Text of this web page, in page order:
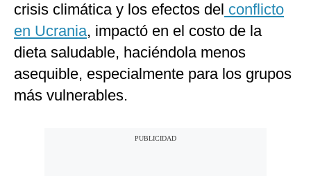
crisis climática y los efectos del conflicto
en Ucrania, impactó en el costo de la
dieta saludable, haciéndola menos
asequible, especialmente para los grupos
más vulnerables.